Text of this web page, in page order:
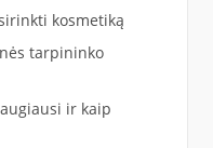
kosmetiką
tarpininko
ir kaip